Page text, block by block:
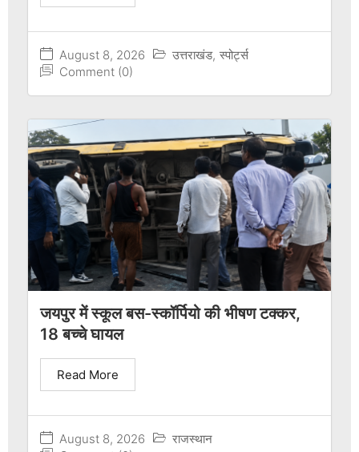
August 8, 2026 उत्तराखंड, स्पोर्ट्स
Comment (0)
जयपुर में स्कूल बस-स्कॉर्पियो की भीषण टक्कर,
18 बच्चे घायल
August 8, 2026
राजस्थान
Read More